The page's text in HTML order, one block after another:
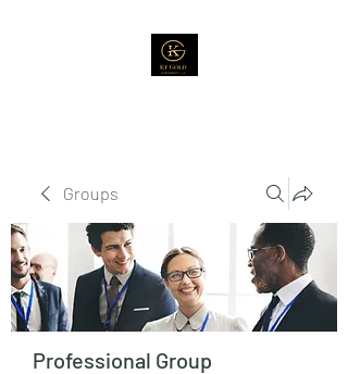
Groups
Professional Group